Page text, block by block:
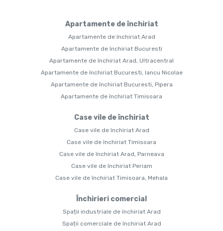
Apartamente de închiriat
Apartamente de închiriat Arad
Apartamente de închiriat Bucuresti
Apartamente de închiriat Arad, Ultracentral
Apartamente de închiriat Bucuresti, Iancu Nicolae
Apartamente de închiriat Bucuresti, Pipera
Apartamente de închiriat Timisoara
Case vile de închiriat
Case vile de închiriat Arad
Case vile de închiriat Timisoara
Case vile de închiriat Arad, Parneava
Case vile de închiriat Periam
Case vile de închiriat Timisoara, Mehala
Închirieri comercial
Spații industriale de închiriat Arad
Spații comerciale de închiriat Arad